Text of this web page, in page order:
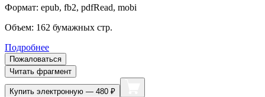
Формат: epub, fb2, pdfRead, mobi
Объем: 162 бумажных стр.
Подробнее
Пожаловаться
Читать фрагмент
Купить электронную — 480 ₽